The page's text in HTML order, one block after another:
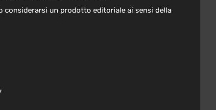
considerarsi un prodotto editoriale ai sensi della